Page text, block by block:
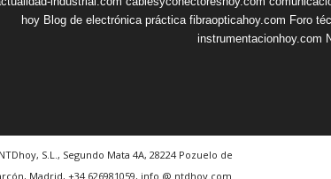
hoy Blog de electrónica práctica fibraopticahoy.com Foro
instrumentacionhoy.com
S.L., Segundo Mata 4A, 28224 Pozuelo de
Madrid, +34 626981059, info @ ntdhoy.com